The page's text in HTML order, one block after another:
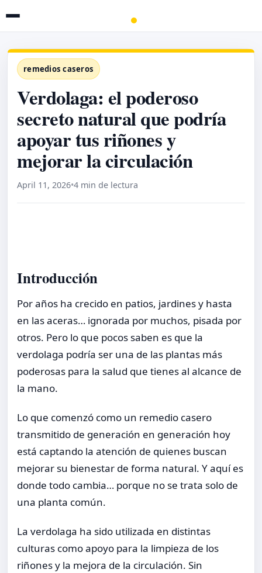
remedios caseros
Verdolaga: el poderoso
secreto natural que podría
apoyar tus riñones y
mejorar la circulación
April 11, 2026•4 min de lectura
Introducción
Por años ha crecido en patios, jardines y hasta
en las aceras… ignorada por muchos, pisada por
otros. Pero lo que pocos saben es que la
verdolaga podría ser una de las plantas más
poderosas para la salud que tienes al alcance de
la mano.
Lo que comenzó como un remedio casero
transmitido de generación en generación hoy
está captando la atención de quienes buscan
mejorar su bienestar de forma natural. Y aquí es
donde todo cambia… porque no se trata solo de
una planta común.
La verdolaga ha sido utilizada en distintas
culturas como apoyo para la limpieza de los
riñones y la mejora de la circulación. Sin